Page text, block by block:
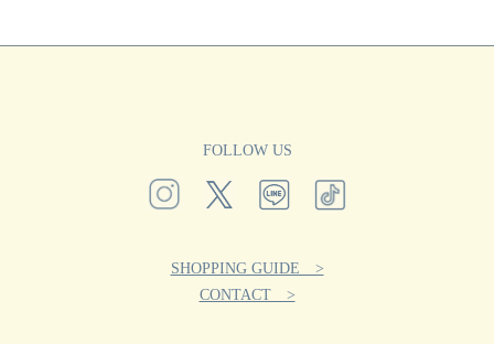
FOLLOW US
SHOPPING GUIDE >
CONTACT >